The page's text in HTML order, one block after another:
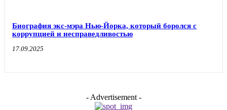
Биография экс-мэра Нью-Йорка, который боролся с
коррупцией и несправедливостью
17.09.2025
- Advertisement -